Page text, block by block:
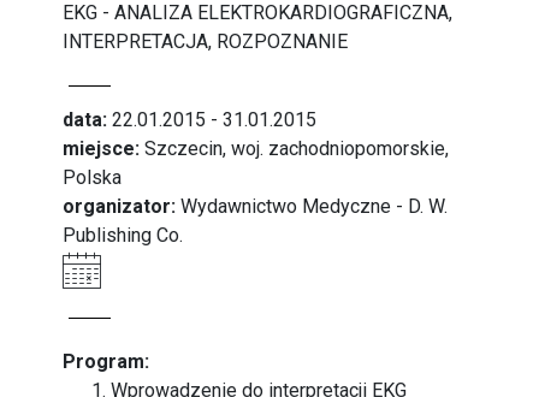
EKG - ANALIZA ELEKTROKARDIOGRAFICZNA,
INTERPRETACJA, ROZPOZNANIE
data: 22.01.2015 - 31.01.2015
miejsce: Szczecin, woj. zachodniopomorskie,
Polska
organizator: Wydawnictwo Medyczne - D. W.
Publishing Co.
Program:
Wprowadzenie do interpretacji EKG